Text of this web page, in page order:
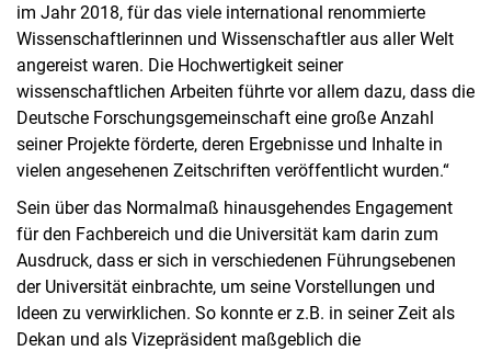
im Jahr 2018, für das viele international renommierte
Wissenschaftlerinnen und Wissenschaftler aus aller Welt
angereist waren. Die Hochwertigkeit seiner
wissenschaftlichen Arbeiten führte vor allem dazu, dass die
Deutsche Forschungsgemeinschaft eine große Anzahl
seiner Projekte förderte, deren Ergebnisse und Inhalte in
vielen angesehenen Zeitschriften veröffentlicht wurden.“
Sein über das Normalmaß hinausgehendes Engagement
für den Fachbereich und die Universität kam darin zum
Ausdruck, dass er sich in verschiedenen Führungsebenen
der Universität einbrachte, um seine Vorstellungen und
Ideen zu verwirklichen. So konnte er z.B. in seiner Zeit als
Dekan und als Vizepräsident maßgeblich die